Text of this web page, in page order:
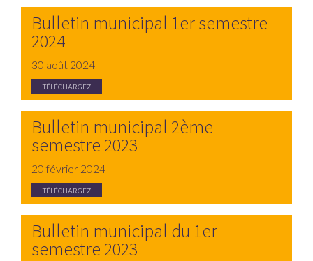
Bulletin municipal 1er semestre
2024
30 août 2024
TÉLÉCHARGEZ
Bulletin municipal 2ème
semestre 2023
20 février 2024
TÉLÉCHARGEZ
Bulletin municipal du 1er
semestre 2023